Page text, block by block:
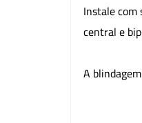
Instale com
central e
A